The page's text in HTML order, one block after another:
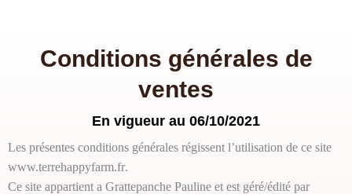
Conditions générales de
ventes
En vigueur au 06/10/2021
Les présentes conditions générales régissent l’utilisation de ce site
www.terrehappyfarm.fr.
Ce site appartient a Grattepanche Pauline et est géré/édité par